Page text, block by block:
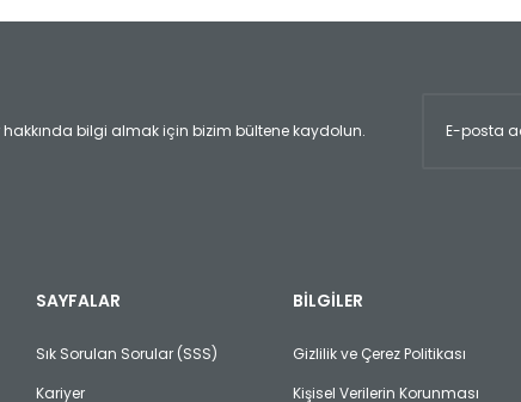
bilgiler bulunuyor.
daha pahalı.
alternatifler olmalı.
hakkında bilgi almak için bizim bültene kaydolun.
SAYFALAR
Sık Sorulan Sorular (SSS)
Kariyer
BİLGİLER
Gizlilik ve Çerez Politikası
Kişisel Verilerin Korunması